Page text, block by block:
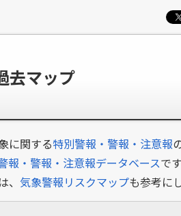
去マップ
に関する特別警報・警報・注意報
報・警報・注意報データベースで
気象警報リスクマップも参考に